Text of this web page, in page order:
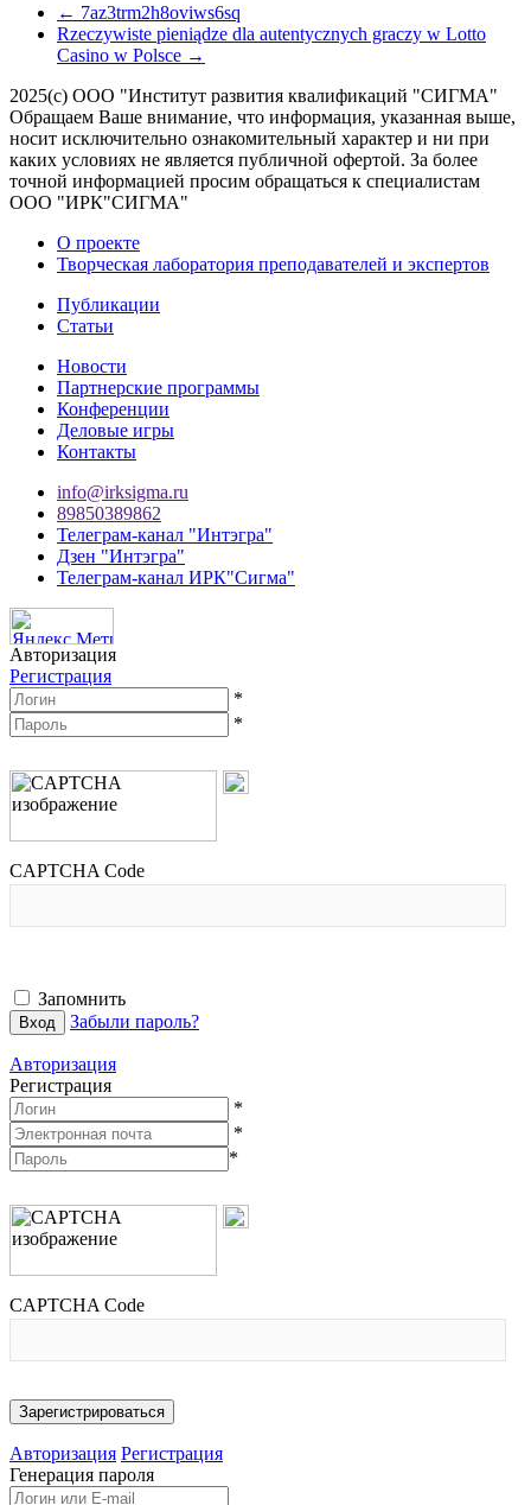
← 7az3trm2h8oviws6sq
Rzeczywiste pieniądze dla autentycznych graczy w Lotto
Casino w Polsce →
2025(с) ООО "Институт развития квалификаций "СИГМА"
Обращаем Ваше внимание, что информация, указанная выше,
носит исключительно ознакомительный характер и ни при
каких условиях не является публичной офертой. За более
точной информацией просим обращаться к специалистам
ООО "ИРК"СИГМА"
О проекте
Творческая лаборатория преподавателей и экспертов
Публикации
Статьи
Новости
Партнерские программы
Конференции
Деловые игры
Контакты
info@irksigma.ru
89850389862
Телеграм-канал "Интэгра"
Дзен "Интэгра"
Телеграм-канал ИРК"Сигма"
Авторизация
Регистрация
*
*
CAPTCHA Code
Запомнить
Забыли пароль?
Авторизация
Регистрация
*
*
*
CAPTCHA Code
Авторизация Регистрация
Генерация пароля